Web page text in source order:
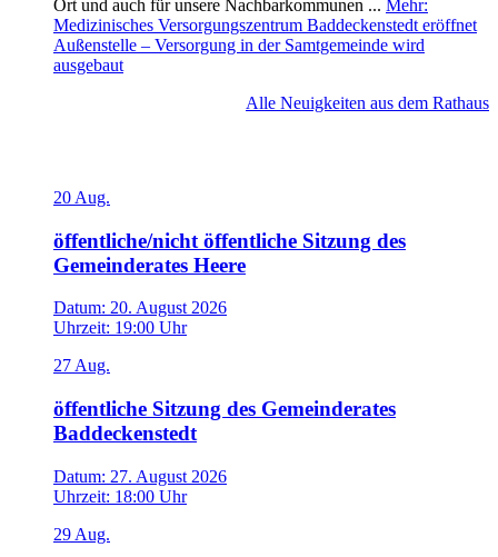
Ort und auch für unsere Nachbarkommunen ... Mehr:
Medizinisches Versorgungszentrum Baddeckenstedt eröffnet
Außenstelle – Versorgung in der Samtgemeinde wird
ausgebaut
Alle Neuigkeiten aus dem Rathaus
20 Aug.
öffentliche/nicht öffentliche Sitzung des
Gemeinderates Heere
Datum: 20. August 2026
Uhrzeit: 19:00 Uhr
27 Aug.
öffentliche Sitzung des Gemeinderates
Baddeckenstedt
Datum: 27. August 2026
Uhrzeit: 18:00 Uhr
29 Aug.